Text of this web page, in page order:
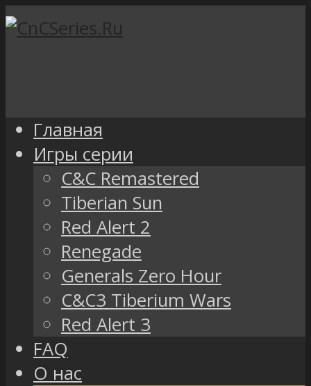
Главная
Игры серии
C&C Remastered
Tiberian Sun
Red Alert 2
Renegade
Generals Zero Hour
C&C3 Tiberium Wars
Red Alert 3
FAQ
О нас